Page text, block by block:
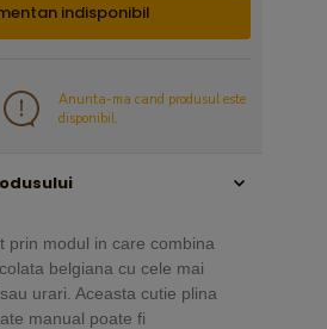
indisponibil
Anunta-ma cand produsul este
disponibil.
prin modul in care combina
belgiana cu cele mai
urari. Aceasta cutie plina
manual poate fi